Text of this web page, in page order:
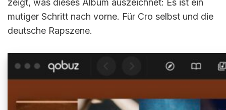
zeigt, was dieses Album auszeichnet: Es ist ein
mutiger Schritt nach vorne. Für Cro selbst und die
deutsche Rapszene.